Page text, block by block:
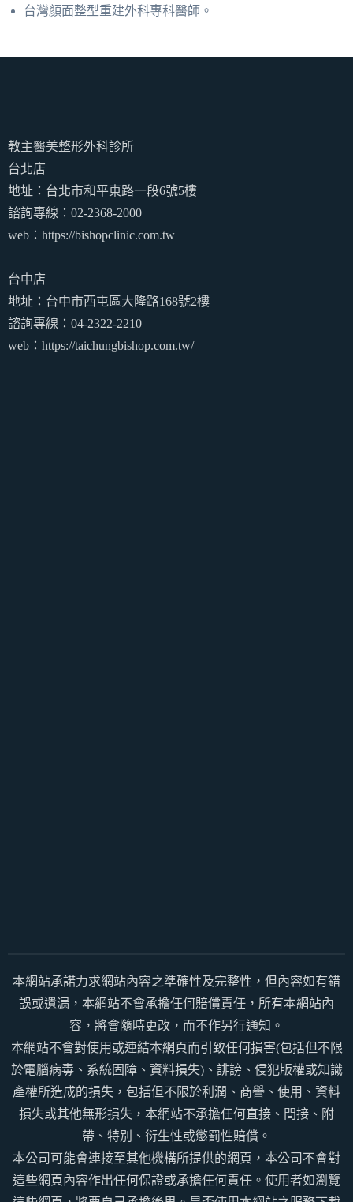
台灣顏面整型重建外科專科醫師。
教主醫美整形外科診所
台北店
地址：台北市和平東路一段6號5樓
諮詢專線：02-2368-2000
web：https://bishopclinic.com.tw
台中店
地址：台中市西屯區大隆路168號2樓
諮詢專線：04-2322-2210
web：https://taichungbishop.com.tw/
本網站承諾力求網站內容之準確性及完整性，但內容如有錯
誤或遺漏，本網站不會承擔任何賠償責任，所有本網站內
容，將會隨時更改，而不作另行通知。
本網站不會對使用或連結本網頁而引致任何損害(包括但不限
於電腦病毒、系統固障、資料損失)、誹謗、侵犯版權或知識
產權所造成的損失，包括但不限於利潤、商譽、使用、資料
損失或其他無形損失，本網站不承擔任何直接、間接、附
帶、特別、衍生性或懲罰性賠償。
本公司可能會連接至其他機構所提供的網頁，本公司不會對
這些網頁內容作出任何保證或承擔任何責任。使用者如瀏覽